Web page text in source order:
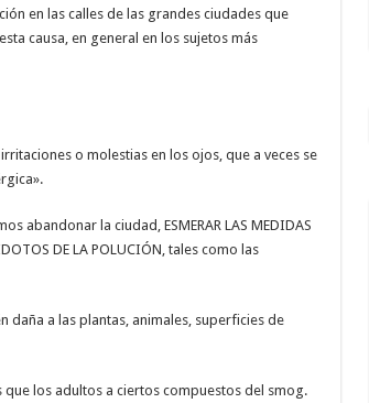
en las calles de las grandes ciudades que
causa, en general en los sujetos más
o molestias en los ojos, que a veces se
abandonar la ciudad, ESMERAR LAS MEDIDAS
DE LA POLUCIÓN, tales como las
daña a las plantas, animales, superficies de
que los adultos a ciertos compuestos del smog.